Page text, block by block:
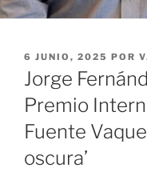
PUBLICADO
EL
6 JUNIO, 2025 POR
Jorge
Premio
Fuente
oscura’